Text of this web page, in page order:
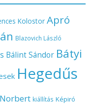
Kolostor Apró
Blazovich László
Bálint Sándor Bátyi
Hegedűs
kiállítás Képiró